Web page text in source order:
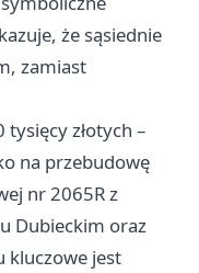
że sąsiednie
zamiast
tysięcy złotych –
na przebudowę
nr 2065R z
Dubieckim oraz
kluczowe jest